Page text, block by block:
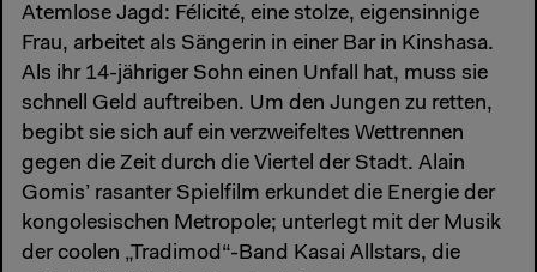
Atemlose Jagd: Félicité, eine stolze, eigensinnige
Frau, arbeitet als Sängerin in einer Bar in Kinshasa.
Als ihr 14-jähriger Sohn einen Unfall hat, muss sie
schnell Geld auftreiben. Um den Jungen zu retten,
begibt sie sich auf ein verzweifeltes Wettrennen
gegen die Zeit durch die Viertel der Stadt. Alain
Gomis’ rasanter Spielfilm erkundet die Energie der
kongolesischen Metropole; unterlegt mit der Musik
der coolen „Tradimod“-Band Kasai Allstars, die